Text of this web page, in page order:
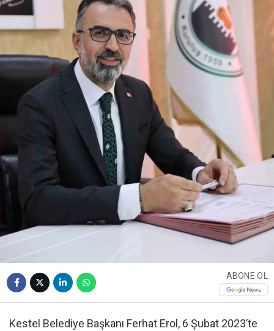
ABONE OL
Kestel Belediye Başkanı Ferhat Erol, 6 Şubat 2023’te